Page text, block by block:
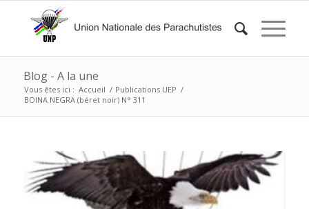
Blog - A la une
Vous êtes ici : Accueil / Publications UEP /
BOINA NEGRA (béret noir) N° 311